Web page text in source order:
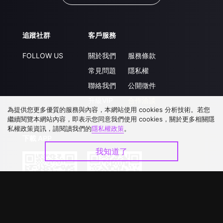
追蹤社群
FOLLOW US
客戶服務
關於我們
常見問題
聯絡我們
服務條款
隱私權
公開徵件
為提供您更多優質的服務與內容，本網站使用 cookies 分析技術。若您
繼續閱覽本網站內容，即表示您同意我們使用 cookies，關於更多相關隱
私權政策資訊，請閱讀我們的隱私權政策。
我知道了